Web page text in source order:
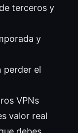
terceros y
y
perder el
VPNs
valor real